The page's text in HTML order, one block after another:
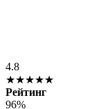
4.8
★★★★★
Рейтинг
96%